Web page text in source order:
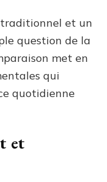
et un
question de la
met en
qui
quotidienne
et